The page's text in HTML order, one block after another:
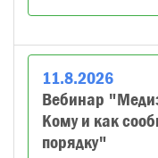
11.8.2026
Вебинар
Кому и как
порядку"